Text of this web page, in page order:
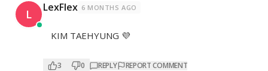
L LexFlex 6 MONTHS AGO
KIM TAEHYUNG 💜
3 0 REPLY REPORT COMMENT